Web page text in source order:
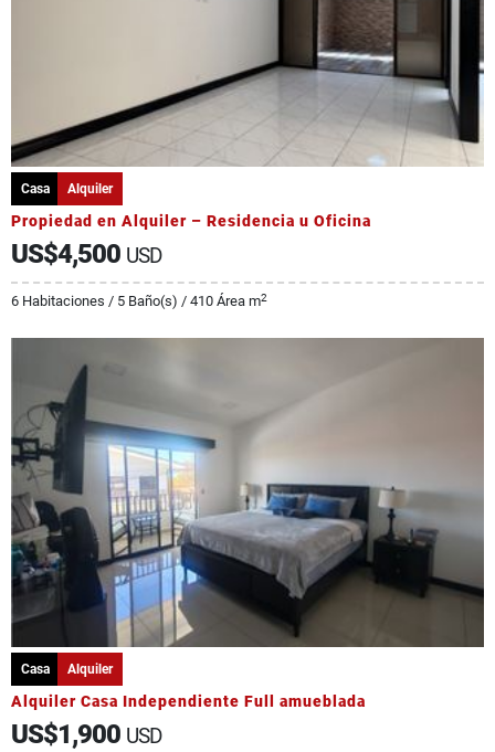
Casa Alquiler
Propiedad en Alquiler – Residencia u Oficina
US$4,500 USD
6 Habitaciones / 5 Baño(s) / 410 Área m2
Casa Alquiler
Alquiler Casa Independiente Full amueblada
US$1,900 USD